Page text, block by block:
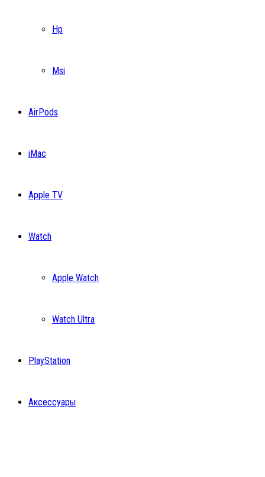
Hp
Msi
AirPods
iMac
Apple TV
Watch
Apple Watch
Watch Ultra
PlayStation
Аксессуары